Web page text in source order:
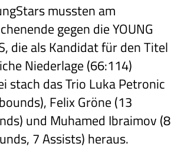
mussten am
gegen die YOUNG
die als Kandidat für den Titel
Niederlage (66:114)
stach das Trio Luka Petronic
Felix Gröne (13
und Muhamed Ibraimov (8
7 Assists) heraus.